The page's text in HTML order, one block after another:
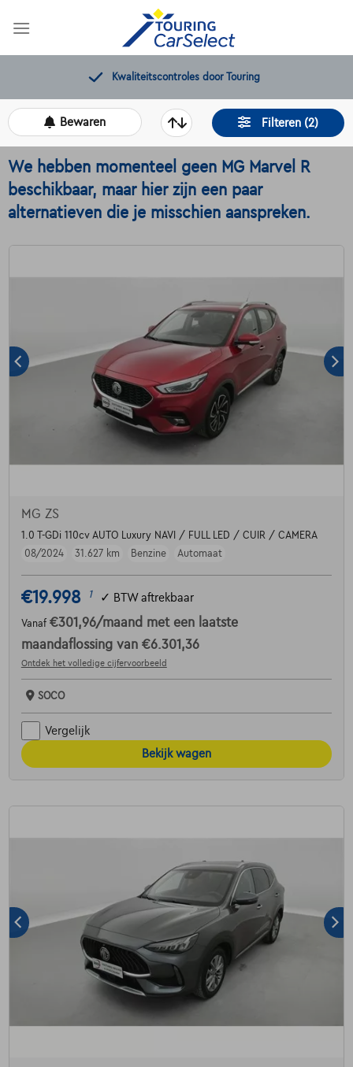
Gratis 12 maanden pechverhelping
Filteren (2)
Bewaren
We hebben momenteel geen MG Marvel R
beschikbaar, maar hier zijn een paar
alternatieven die je misschien aanspreken.
MG ZS
1.0 T-GDi 110cv AUTO Luxury NAVI / FULL LED / CUIR / CAMERA
08/2024
31.627 km Benzine Automaat
€19.998 1 ✓ BTW aftrekbaar
Vanaf €301,96/maand met een laatste
maandaflossing van €6.301,36
Ontdek het volledige cijfervoorbeeld
SOCO
Vergelijk
Bekijk wagen